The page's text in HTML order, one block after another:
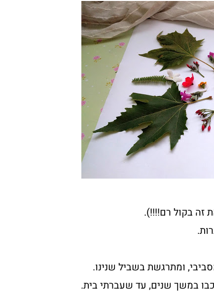
ומתרגשת בשביל שנינו.
במשך שנים, עד שעברתי בית.